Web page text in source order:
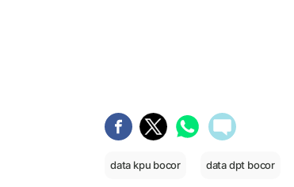
data kpu bocor data dpt bocor